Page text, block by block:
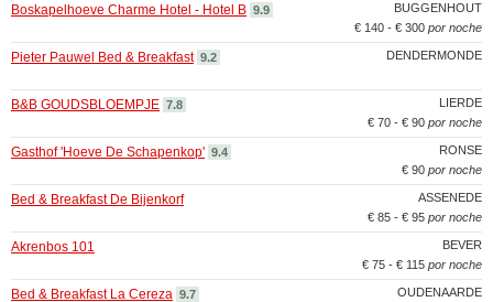
BUGGENHOUT
Boskapelhoeve Charme Hotel - Hotel B 9.9
€ 140 - € 300 por noche
DENDERMONDE
Pieter Pauwel Bed & Breakfast 9.2
LIERDE
B&B GOUDSBLOEMPJE 7.8
€ 70 - € 90 por noche
RONSE
Gasthof 'Hoeve De Schapenkop' 9.4
€ 90 por noche
ASSENEDE
Bed & Breakfast De Bijenkorf
€ 85 - € 95 por noche
BEVER
Akrenbos 101
€ 75 - € 115 por noche
OUDENAARDE
Bed & Breakfast La Cereza 9.7